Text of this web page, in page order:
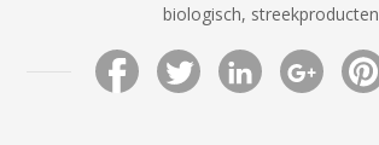
biologisch, streekproducten